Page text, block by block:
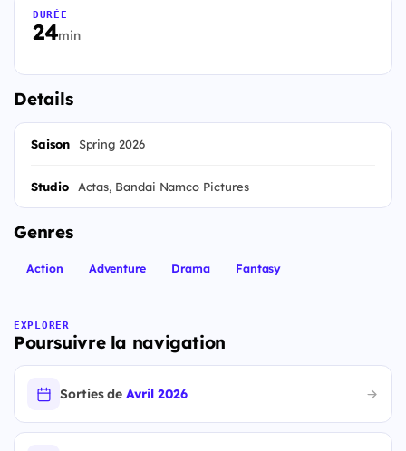
24min
DURÉE
Details
Saison Spring 2026
Studio Actas, Bandai Namco Pictures
Genres
Action Adventure Drama Fantasy
EXPLORER
Poursuivre la navigation
Sorties deAvril 2026